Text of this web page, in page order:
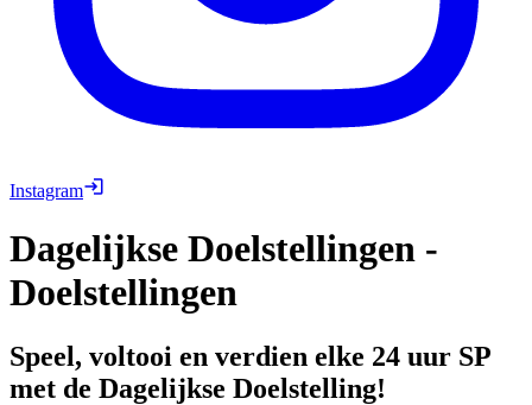
Instagram
Dagelijkse Doelstellingen -
Doelstellingen
Speel, voltooi en verdien elke 24 uur SP
met de Dagelijkse Doelstelling!